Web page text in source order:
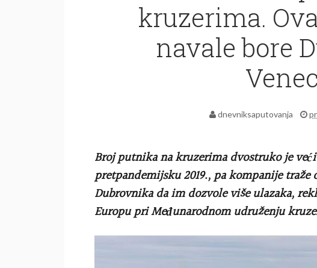
kruzerima.
navale bore
dnevniksaputovanja
Broj putnika na kruzerima dvostruko je
pretpandemijsku 2019., pa kompanije
Dubrovnika da im dozvole više ulazaka,
Europu pri Međunarodnom udruženju